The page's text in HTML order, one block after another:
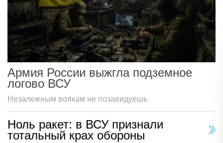
Армия России выжгла подземное
логово ВСУ
Незалежным воякам не позавидуешь
Ноль ракет: в ВСУ признали
тотальный крах обороны